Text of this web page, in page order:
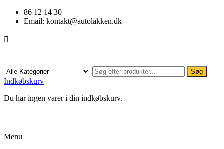
86 12 14 30
Email: kontakt@autolakken.dk

Søg
Indkøbskurv
Du har ingen varer i din indkøbskurv.
Menu